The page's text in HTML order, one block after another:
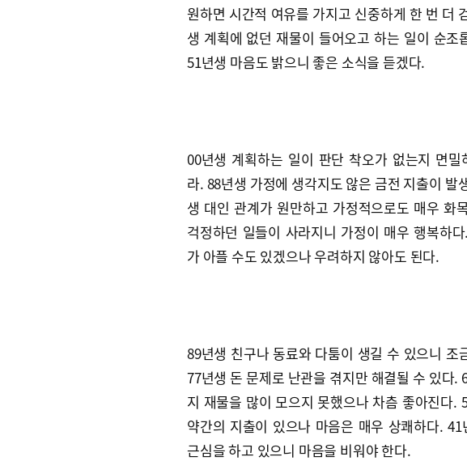
원하면 시간적 여유를 가지고 신중하게 한 번 더
생 계획에 없던 재물이 들어오고 하는 일이 순조
51년생 마음도 밝으니 좋은 소식을 듣겠다.
00년생 계획하는 일이 판단 착오가 없는지 면밀
라. 88년생 가정에 생각지도 않은 금전 지출이 발
생 대인 관계가 원만하고 가정적으로도 매우 화
걱정하던 일들이 사라지니 가정이 매우 행복하
가 아플 수도 있겠으나 우려하지 않아도 된다.
89년생 친구나 동료와 다툼이 생길 수 있으니 조
77년생 돈 문제로 난관을 겪지만 해결될 수 있다.
지 재물을 많이 모으지 못했으나 차츰 좋아진다.
약간의 지출이 있으나 마음은 매우 상쾌하다. 41
근심을 하고 있으니 마음을 비워야 한다.